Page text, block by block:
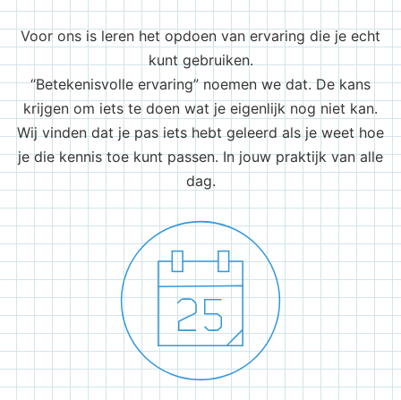
Voor ons is leren het opdoen van ervaring die je echt
kunt gebruiken.
“Betekenisvolle ervaring” noemen we dat. De kans
krijgen om iets te doen wat je eigenlijk nog niet kan.
Wij vinden dat je pas iets hebt geleerd als je weet hoe
je die kennis toe kunt passen. In jouw praktijk van alle
dag.